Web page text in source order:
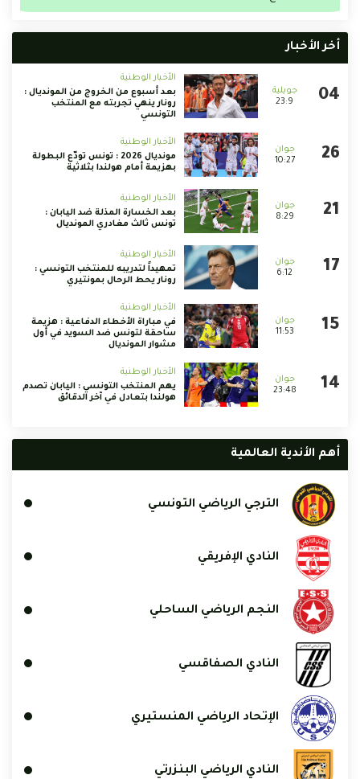
أخر الأخبار
23:9
الأخبار الوطنية
بعد أسبوع من الخروج من المونديال :
رونار ينهي تجربته مع المنتخب
التونسي
10:27
الأخبار الوطنية
مونديال 2026 : تونس تودّع البطولة
بهزيمة أمام هولندا بثلاثية
8:29
الأخبار الوطنية
بعد الخسارة المذلة ضد اليابان :
تونس ثالث مغادري المونديال
6:12
الأخبار الوطنية
تمهيداً لتدريبه للمنتخب التونسي :
رونار يحط الرحال بمونتيري
11:53
الأخبار الوطنية
في مباراة الأخطاء الدفاعية : هزيمة
ساحقة لتونس ضد السويد في أول
مشوار المونديال
23:48
الأخبار الوطنية
يهم المنتخب التونسي : اليابان تصدم
هولندا بتعادل في آخر الدقائق
أهم الأندية العالمية
الترجي الرياضي التونسي
النادي الإفريقي
النجم الرياضي الساحلي
النادي الصفاقسي
الإتحاد الرياضي المنستيري
النادي الرياضي البنزرتي